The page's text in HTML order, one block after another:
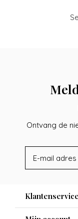
Ontvang de
Klantenservice